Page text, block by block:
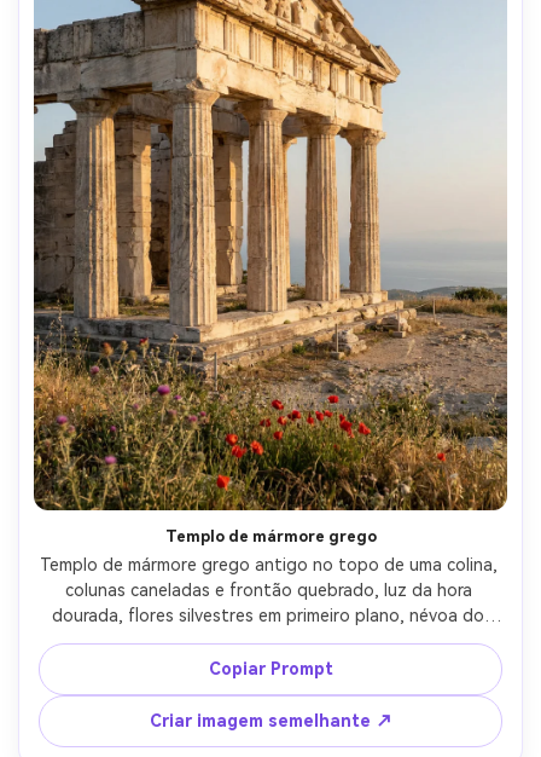
Templo de mármore grego
Templo de mármore grego antigo no topo de uma colina,
colunas caneladas e frontão quebrado, luz da hora
dourada, flores silvestres em primeiro plano, névoa do
mar distante, veias de mármore fotorealistas e marcas de
cinzel, disparado em Sony A7IV, 50mm, f/4, composição da
regra dos terços, sombras naturais limpas, realismo de
grau de museu-AR 4:5
Copiar Prompt
Criar imagem semelhante ↗